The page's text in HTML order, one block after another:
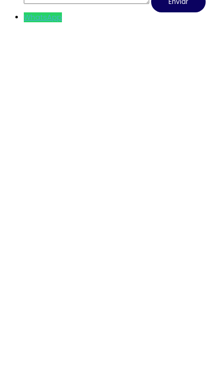
WhatsApp